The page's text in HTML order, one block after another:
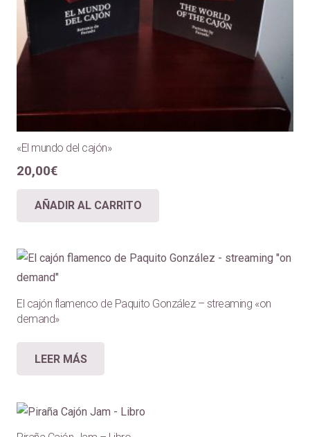
«El mundo del cajón»
20,00€
AÑADIR AL CARRITO
El cajón flamenco de Paquito González – streaming «on
demand»
LEER MÁS